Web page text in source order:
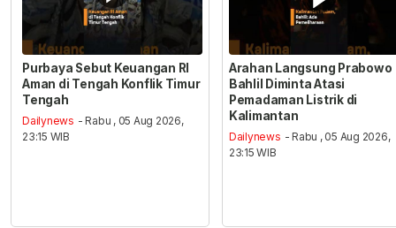
Purbaya Sebut Keuangan RI
Aman di Tengah Konflik Timur
Tengah
Dailynews - Rabu , 05 Aug 2026,
23:15 WIB
Arahan Langsung Prabowo
Bahlil Diminta Atasi
Pemadaman Listrik di
Kalimantan
Dailynews - Rabu , 05 Aug 2026,
23:15 WIB